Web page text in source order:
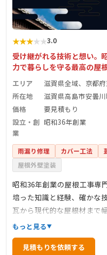
★★★★★3.0
受け継がれる技術と想い。
力で暮らしを守る最高の屋
エリア
滋賀県全域、京都
所在地
滋賀県高島市安曇
価格
要見積もり
設立・創
業
昭和36年創業
雨漏り修理 カバー工法
屋根外壁塗装
昭和36年創業の屋根工事専
培った知識と経験、確かな
瓦から現代的な屋根材まで
した滋賀・京都東部エリア
た。瓦葺き替え工事、屋根
ど屋根に関するトラブル全
もっと見る
見積もりを依頼する